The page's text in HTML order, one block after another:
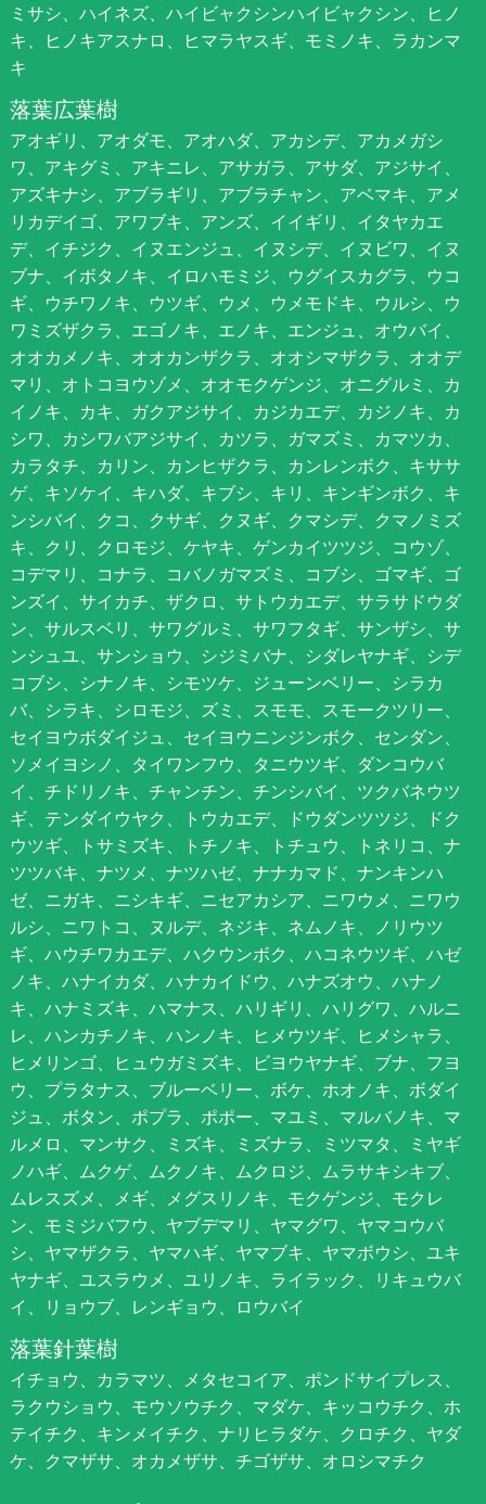
ミサシ、ハイネズ、ハイビャクシンハイビャクシン、ヒノ
キ、ヒノキアスナロ、ヒマラヤスギ、モミノキ、ラカンマ
キ
落葉広葉樹
アオギリ、アオダモ、アオハダ、アカシデ、アカメガシ
ワ、アキグミ、アキニレ、アサガラ、アサダ、アジサイ、
アズキナシ、アブラギリ、アブラチャン、アベマキ、アメ
リカデイゴ、アワブキ、アンズ、イイギリ、イタヤカエ
デ、イチジク、イヌエンジュ、イヌシデ、イヌビワ、イヌ
ブナ、イボタノキ、イロハモミジ、ウグイスカグラ、ウコ
ギ、ウチワノキ、ウツギ、ウメ、ウメモドキ、ウルシ、ウ
ワミズザクラ、エゴノキ、エノキ、エンジュ、オウバイ、
オオカメノキ、オオカンザクラ、オオシマザクラ、オオデ
マリ、オトコヨウゾメ、オオモクゲンジ、オニグルミ、カ
イノキ、カキ、ガクアジサイ、カジカエデ、カジノキ、カ
シワ、カシワバアジサイ、カツラ、ガマズミ、カマツカ、
カラタチ、カリン、カンヒザクラ、カンレンボク、キササ
ゲ、キソケイ、キハダ、キブシ、キリ、キンギンボク、キ
ンシバイ、クコ、クサギ、クヌギ、クマシデ、クマノミズ
キ、クリ、クロモジ、ケヤキ、ゲンカイツツジ、コウゾ、
コデマリ、コナラ、コバノガマズミ、コブシ、ゴマギ、ゴ
ンズイ、サイカチ、ザクロ、サトウカエデ、サラサドウダ
ン、サルスベリ、サワグルミ、サワフタギ、サンザシ、サ
ンシュユ、サンショウ、シジミバナ、シダレヤナギ、シデ
コブシ、シナノキ、シモツケ、ジューンベリー、シラカ
バ、シラキ、シロモジ、ズミ、スモモ、スモークツリー、
セイヨウボダイジュ、セイヨウニンジンボク、センダン、
ソメイヨシノ、タイワンフウ、タニウツギ、ダンコウバ
イ、チドリノキ、チャンチン、チンシバイ、ツクバネウツ
ギ、テンダイウヤク、トウカエデ、ドウダンツツジ、ドク
ウツギ、トサミズキ、トチノキ、トチュウ、トネリコ、ナ
ツツバキ、ナツメ、ナツハゼ、ナナカマド、ナンキンハ
ゼ、ニガキ、ニシキギ、ニセアカシア、ニワウメ、ニワウ
ルシ、ニワトコ、ヌルデ、ネジキ、ネムノキ、ノリウツ
ギ、ハウチワカエデ、ハクウンボク、ハコネウツギ、ハゼ
ノキ、ハナイカダ、ハナカイドウ、ハナズオウ、ハナノ
キ、ハナミズキ、ハマナス、ハリギリ、ハリグワ、ハルニ
レ、ハンカチノキ、ハンノキ、ヒメウツギ、ヒメシャラ、
ヒメリンゴ、ヒュウガミズキ、ビヨウヤナギ、ブナ、フヨ
ウ、プラタナス、ブルーベリー、ボケ、ホオノキ、ボダイ
ジュ、ボタン、ポプラ、ポポー、マユミ、マルバノキ、マ
ルメロ、マンサク、ミズキ、ミズナラ、ミツマタ、ミヤギ
ノハギ、ムクゲ、ムクノキ、ムクロジ、ムラサキシキブ、
ムレスズメ、メギ、メグスリノキ、モクゲンジ、モクレ
ン、モミジバフウ、ヤブデマリ、ヤマグワ、ヤマコウバ
シ、ヤマザクラ、ヤマハギ、ヤマブキ、ヤマボウシ、ユキ
ヤナギ、ユスラウメ、ユリノキ、ライラック、リキュウバ
イ、リョウブ、レンギョウ、ロウバイ
落葉針葉樹
イチョウ、カラマツ、メタセコイア、ポンドサイプレス、
ラクウショウ、モウソウチク、マダケ、キッコウチク、ホ
テイチク、キンメイチク、ナリヒラダケ、クロチク、ヤダ
ケ、クマザサ、オカメザサ、チゴザサ、オロシマチク